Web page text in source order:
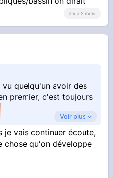
il y a 2 mois
quelqu'un avoir des
premier, c'est toujours
obliques/bassin on
Voir plus
je vais continuer écoute,
chose qu'on développe